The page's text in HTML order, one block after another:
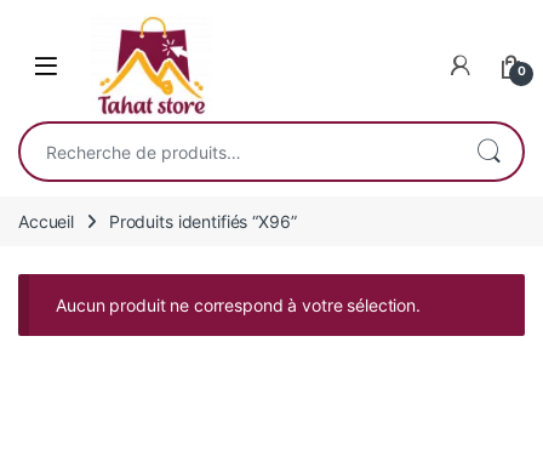
0
Recherche pour :
Accueil Produits identifiés “X96”
Aucun produit ne correspond à votre sélection.